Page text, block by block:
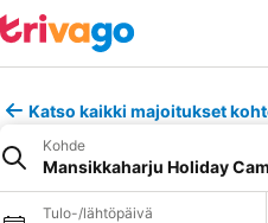
Katso kaikki majoitukset
Kohde
Mansikkaharju Holiday
Tulo-/lähtöpäivä